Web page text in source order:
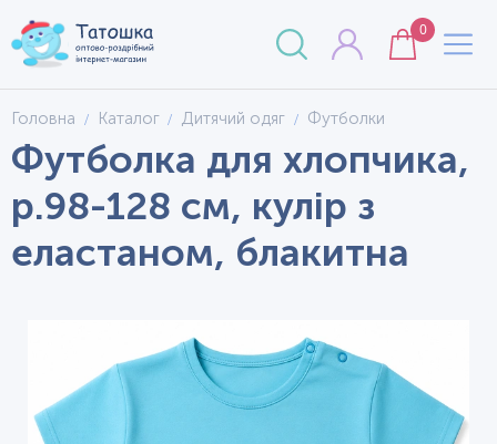
0
Головна Каталог Дитячий одяг Футболки
Футболка для хлопчика,
р.98-128 см, кулір з
еластаном, блакитна